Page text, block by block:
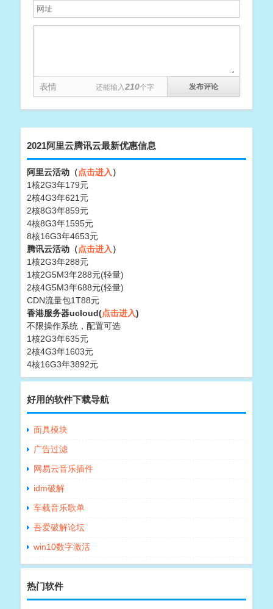
表情 还能输入210个字
2021阿里云腾讯云最新优惠信息
阿里云活动（点击进入）
1核2G3年179元
2核4G3年621元
2核8G3年859元
4核8G3年1595元
8核16G3年4653元
腾讯云活动（点击进入）
1核2G3年288元
1核2G5M3年288元(轻量)
2核4G5M3年688元(轻量)
CDN流量包1T88元
香港服务器ucloud(点击进入)
不限操作系统，配置可选
1核2G3年635元
2核4G3年1603元
4核16G3年3892元
好用的软件下载导航
面具模块
广告过滤
网易云音乐插件
idm破解
车载音乐歌单
吾爱破解论坛
win10数字激活
热门软件